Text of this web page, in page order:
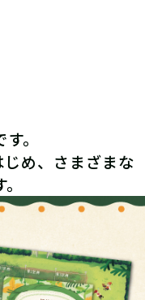
。
め、さまざまな